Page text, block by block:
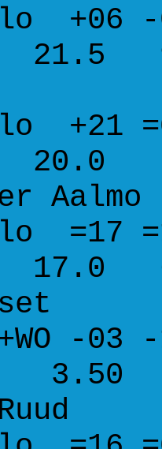
+06
21.5
+21
20.0
=17
17.0
-03
3.50